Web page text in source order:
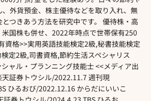
外貨預金、株主優待などを取り入れ、無
つきあう方法を研究中です。 優待株・高
米国株も併せ、2022年時点で世帯保有250
資格>>実用英語技能検定2級,秘書技能検定
定2級,司書資格,節約生活スペシャリス
ャル・プランニング技能士 <<メディア出
証券トウシル/2022.11.7 週刊現
ひるおび/2022.12.16 からだにいいこ